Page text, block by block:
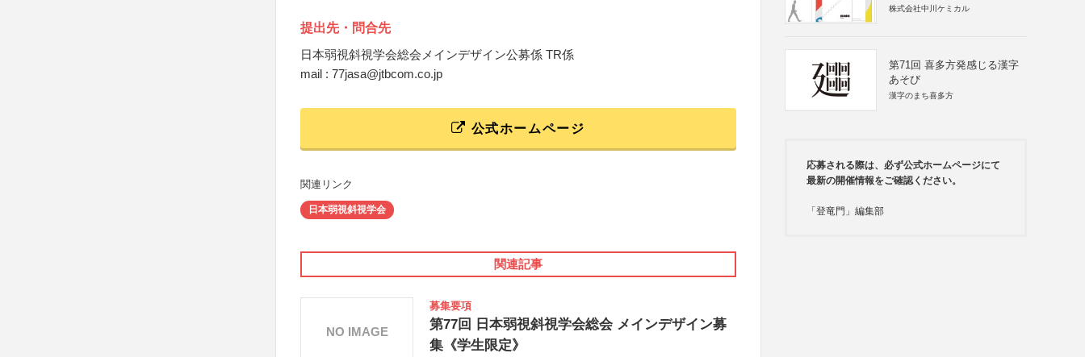
提出先・問合先
日本弱視斜視学会総会メインデザイン公募係 TR係
mail : 77jasa@jtbcom.co.jp
公式ホームページ
関連リンク
日本弱視斜視学会
関連記事
募集要項
第77回 日本弱視斜視学会総会 メインデザイン募
集《学生限定》
NO IMAGE
株式会社中川ケミカル
第71回 喜多方発感じる漢字
あそび
漢字のまち喜多方
応募される際は、必ず公式ホームページにて
最新の開催情報をご確認ください。
「登竜門」編集部